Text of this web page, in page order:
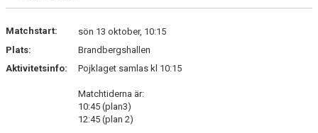
Matchstart:
sön 13 oktober, 10:15
Plats:
Brandbergshallen
Aktivitetsinfo:
Pojklaget samlas kl 10:15
Matchtiderna är:
10:45 (plan3)
12:45 (plan 2)